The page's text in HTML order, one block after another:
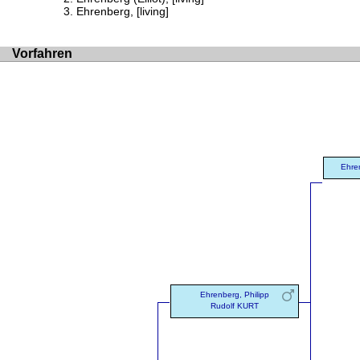
Ehrenberg, [living]
Vorfahren
Ehrenberg, Philipp
Rudolf KURT